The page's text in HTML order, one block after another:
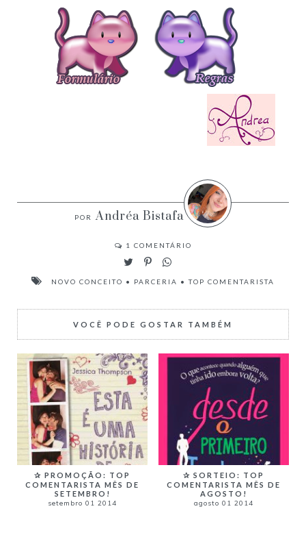
Andréa Bistafa
1 COMENTÁRIO
NOVO CONCEITO • PARCERIA •TOP COMENTARISTA
VOCÊ PODE GOSTAR TAMBÉM
✰ PROMOÇÃO: TOP
COMENTARISTA MÊS DE
SETEMBRO!
setembro 01 2014
✰ SORTEIO: TOP
COMENTARISTA MÊS DE
AGOSTO!
agosto 01 2014